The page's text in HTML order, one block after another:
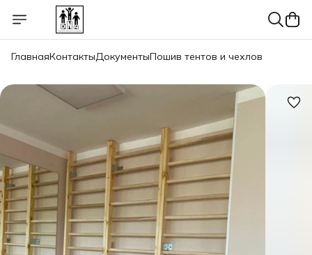
ГлавнаяКонтактыДокументыПошив тентов и чехлов